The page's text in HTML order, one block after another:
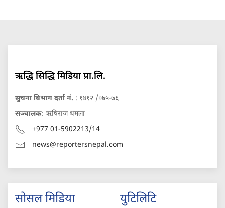
ऋद्धि सिद्धि मिडिया प्रा.लि.
सुचना बिभाग दर्ता नं. : १४१२ /०७५-७६
सञ्चालक: ऋषिराज धमला
+977 01-5902213/14
news@reportersnepal.com
सोसल मिडिया युटिलिटि